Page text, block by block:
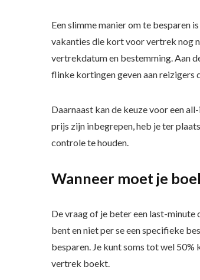
Een slimme manier om te besparen
vakanties die kort voor vertrek nog
vertrekdatum en bestemming. Aan
flinke kortingen geven aan reizigers
Daarnaast kan de keuze voor een
prijs zijn inbegrepen, heb je ter
controle te houden.
Wanneer moet je
De vraag of je beter een last-
bent en niet per se een specifieke
besparen. Je kunt soms tot wel
vertrek boekt.